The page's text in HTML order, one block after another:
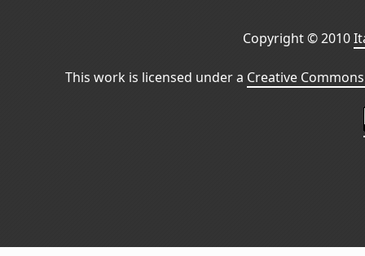
Copyright © 2010
This work is licensed under a Creative